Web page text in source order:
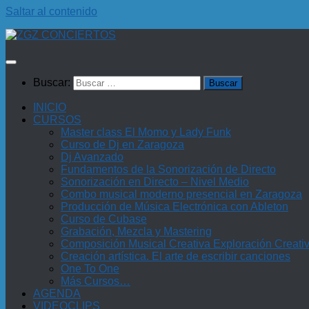
Saltar al contenido
Buscar:
INICIO
CURSOS
Master class El Momo y Lady Funk
Curso de Dj en Zaragoza
Dj Avanzado
Fundamentos de la Sonorización de Directo
Sonorización en Directo – Nivel Medio
Combo musical moderno presencial en Zaragoza
Producción de Música Electrónica con Ableton
Curso de Cubase
Grabación, Mezcla y Mastering
Composición Musical Creativa Exploración
Creación artística. El arte de escribir canciones
One To One
Más Cursos…
AGENDA
VIDEOCLIPS